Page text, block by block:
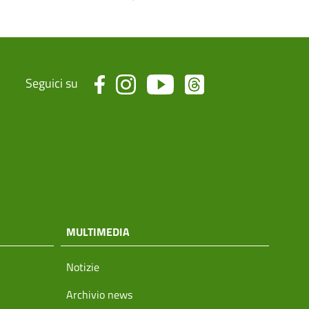
Seguici su
MULTIMEDIA
Notizie
Archivio news